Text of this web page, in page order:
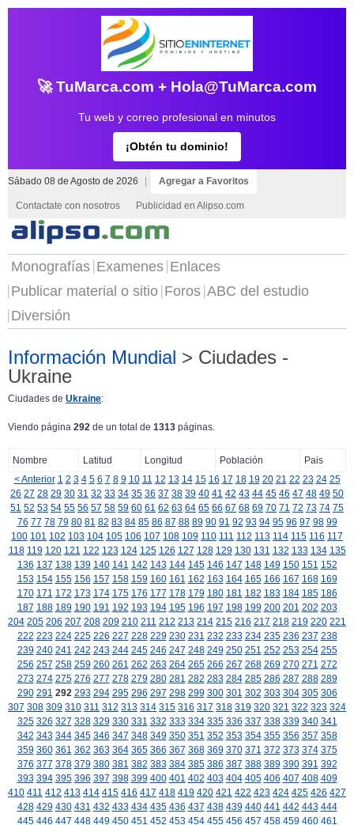
🚀 TuMarca.com + Hola@TuMarca.com
Tu web y correo profesional en minutos
¡Obtén tu dominio!
Sábado 08 de Agosto de 2026 Agregar a Favoritos
Contactate con nosotros Publicidad en Alipso.com
Monografías Examenes Enlaces
Publicar material o sitio Foros ABC del estudio
Diversión
Información Mundial > Ciudades -
Ukraine
Ciudades de Ukraine:
Viendo página 292 de un total de 1313 páginas.
Nombre Latitud Longitud Población
Pais
< Anterior 1 2 3 4 5 6 7 8 9 10 11 12 13 14 15 16 17 18 19 20 21 22 23 24 25
26 27 28 29 30 31 32 33 34 35 36 37 38 39 40 41 42 43 44 45 46 47 48 49 50
51 52 53 54 55 56 57 58 59 60 61 62 63 64 65 66 67 68 69 70 71 72 73 74 75
76 77 78 79 80 81 82 83 84 85 86 87 88 89 90 91 92 93 94 95 96 97 98 99
100 101 102 103 104 105 106 107 108 109 110 111 112 113 114 115 116 117
118 119 120 121 122 123 124 125 126 127 128 129 130 131 132 133 134 135
136 137 138 139 140 141 142 143 144 145 146 147 148 149 150 151 152
153 154 155 156 157 158 159 160 161 162 163 164 165 166 167 168 169
170 171 172 173 174 175 176 177 178 179 180 181 182 183 184 185 186
187 188 189 190 191 192 193 194 195 196 197 198 199 200 201 202 203
204 205 206 207 208 209 210 211 212 213 214 215 216 217 218 219 220 221
222 223 224 225 226 227 228 229 230 231 232 233 234 235 236 237 238
239 240 241 242 243 244 245 246 247 248 249 250 251 252 253 254 255
256 257 258 259 260 261 262 263 264 265 266 267 268 269 270 271 272
273 274 275 276 277 278 279 280 281 282 283 284 285 286 287 288 289
290 291 292 293 294 295 296 297 298 299 300 301 302 303 304 305 306
307 308 309 310 311 312 313 314 315 316 317 318 319 320 321 322 323 324
325 326 327 328 329 330 331 332 333 334 335 336 337 338 339 340 341
342 343 344 345 346 347 348 349 350 351 352 353 354 355 356 357 358
359 360 361 362 363 364 365 366 367 368 369 370 371 372 373 374 375
376 377 378 379 380 381 382 383 384 385 386 387 388 389 390 391 392
393 394 395 396 397 398 399 400 401 402 403 404 405 406 407 408 409
410 411 412 413 414 415 416 417 418 419 420 421 422 423 424 425 426 427
428 429 430 431 432 433 434 435 436 437 438 439 440 441 442 443 444
445 446 447 448 449 450 451 452 453 454 455 456 457 458 459 460 461